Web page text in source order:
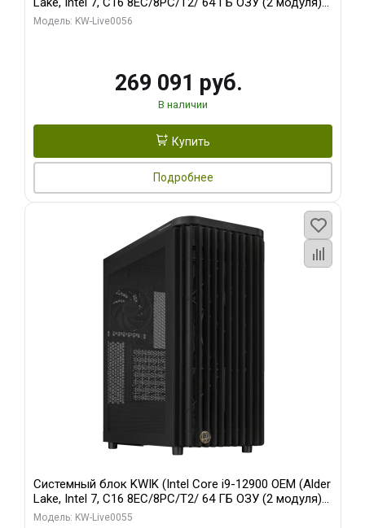
Palit RTX5080 INFINITY 3 OC 16GB GDDR7 256bit 3xDP
Модель: KW-Live0056
269 091 руб.
В наличии
Купить
Подробнее
Системный блок KWIK (Intel Core i9-12900 OEM (Alder
Lake, Intel 7, C16 8EC/8PC/T2/ 64 ГБ ОЗУ (2 модуля)/
MSI RTX5080 SHADOW 3X OC 16GB GDDR7 256bit 3xDP
Модель: KW-Live0055